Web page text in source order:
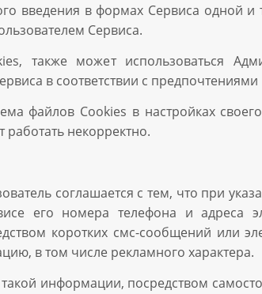
введения в формах Сервиса одной
Сервиса.
также может использоваться
в соответствии с
файлов Cookies в настройках
некорректно.
соглашается с тем, что при
его номера телефона и адреса
коротких смс-сообщений или
в том числе рекламного характера.
информации, посредством